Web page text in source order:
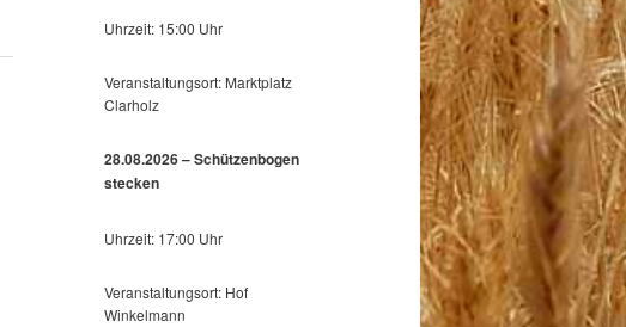
Uhrzeit: 15:00 Uhr
Veranstaltungsort: Marktplatz
Clarholz
28.08.2026 – Schützenbogen
stecken
Uhrzeit: 17:00 Uhr
Veranstaltungsort: Hof
Winkelmann